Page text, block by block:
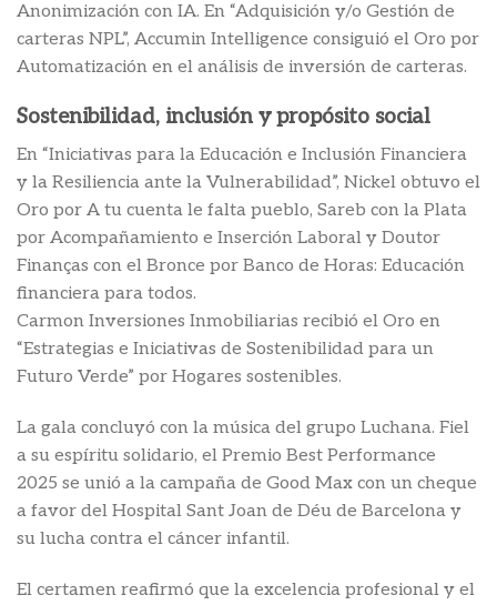
Anonimización con IA. En “Adquisición y/o Gestión de
carteras NPL”, Accumin Intelligence consiguió el Oro por
Automatización en el análisis de inversión de carteras.
Sostenibilidad, inclusión y propósito social
En “Iniciativas para la Educación e Inclusión Financiera
y la Resiliencia ante la Vulnerabilidad”, Nickel obtuvo el
Oro por A tu cuenta le falta pueblo, Sareb con la Plata
por Acompañamiento e Inserción Laboral y Doutor
Finanças con el Bronce por Banco de Horas: Educación
financiera para todos.
Carmon Inversiones Inmobiliarias recibió el Oro en
“Estrategias e Iniciativas de Sostenibilidad para un
Futuro Verde” por Hogares sostenibles.
La gala concluyó con la música del grupo Luchana. Fiel
a su espíritu solidario, el Premio Best Performance
2025 se unió a la campaña de Good Max con un cheque
a favor del Hospital Sant Joan de Déu de Barcelona y
su lucha contra el cáncer infantil.
El certamen reafirmó que la excelencia profesional y el